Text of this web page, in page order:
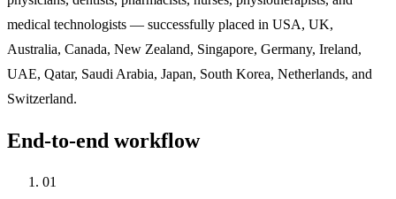
medical technologists — successfully placed in USA, UK,
Australia, Canada, New Zealand, Singapore, Germany, Ireland,
UAE, Qatar, Saudi Arabia, Japan, South Korea, Netherlands, and
Switzerland.
End-to-end workflow
01